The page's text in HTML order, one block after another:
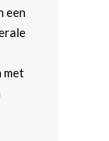
een
met